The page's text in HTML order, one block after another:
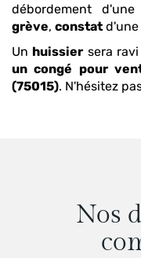
débordement
grève, constat d'une
Un huissier sera
un congé pour
(75015). N'hésitez
Nos